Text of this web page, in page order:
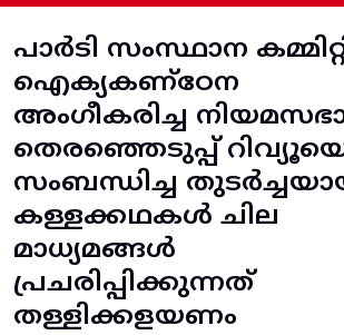
പാര്‍ടി സംസ്ഥാന
ഐക്യകണ്‌ഠേന
അംഗീകരിച്ച
തെരഞ്ഞെടുപ്പ്‌
സംബന്ധിച്ച
കള്ളക്കഥകള്‍ ചില
മാധ്യമങ്ങള്‍
പ്രചരിപ്പിക്കുന്നത്‌
തള്ളിക്കളയണം